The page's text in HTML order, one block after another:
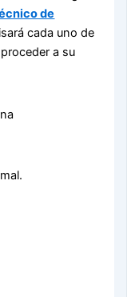
de
cada uno de
a su